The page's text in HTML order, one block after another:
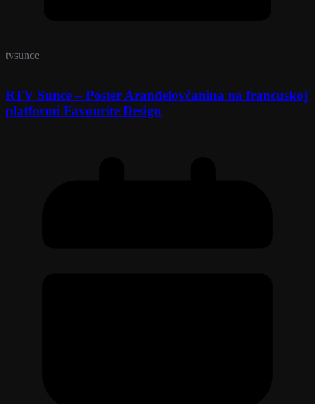
tvsunce
RTV Sunce – Poster Aranđelovčanina na francuskoj
platformi Favourite Design